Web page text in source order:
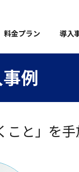
料金プラン 導入
例
と」を